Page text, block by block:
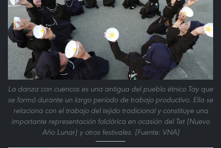
La danza con cuencos es una antigua del pueblo étnico Tay que
se formó durante un largo período de trabajo productivo. Ella se
relaciona con el trabajo del tejido tradicional y constituye una
importante representación folclórica en ocasión del Tet (Nuevo
Año Lunar) y otros festivales. (Fuente: VNA)